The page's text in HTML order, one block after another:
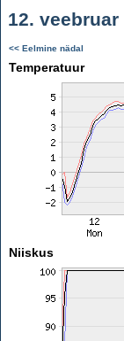
12. veebruar
<< Eelmine nädal
Temperatuur
Niiskus